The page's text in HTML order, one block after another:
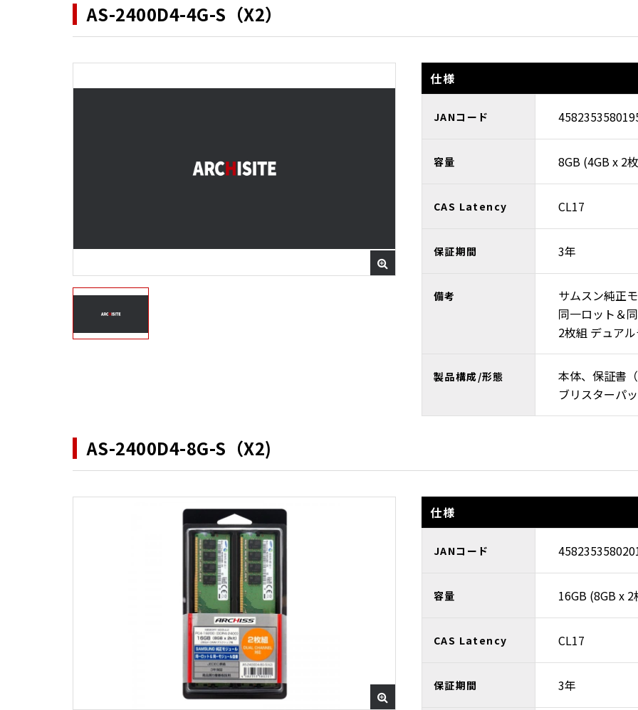
AS-2400D4-4G-S（X2）
仕様
JANコード
容量 8GB (4GB x 2枚
CAS Latency CL17
保証期間 3年
備考
サムスン純正
同一ロット＆
2枚組 デュア
製品構成/形態
本体、保証書
ブリスターパ
AS-2400D4-8G-S（X2)
仕様
JANコード
容量 16GB (8GB x 2
CAS Latency CL17
保証期間 3年